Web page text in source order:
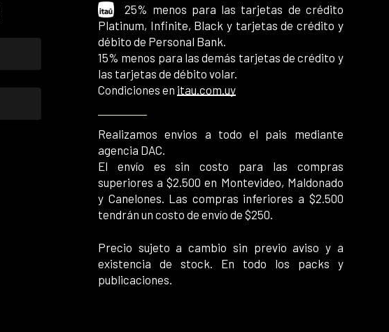
25% menos para las tarjetas de crédito
Platinum, Infinite, Black y tarjetas de crédito y
débito de Personal Bank.
15% menos para las demás tarjetas de crédito y
las tarjetas de débito volar.
Condiciones en itau.com.uy
Realizamos envios a todo el pais mediante
agencia DAC.
El envío es sin costo para las compras
superiores a $2.500 en Montevideo, Maldonado
y Canelones. Las compras inferiores a $2.500
tendrán un costo de envío de $250.
Precio sujeto a cambio sin previo aviso y a
existencia de stock. En todo los packs y
publicaciones.